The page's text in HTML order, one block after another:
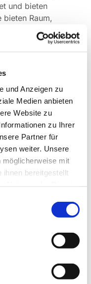
und Anzeigen zu
Medien anbieten
Website zu
zu Ihrer
Partner für
weiter. Unsere
möglicherweise mit
ihnen bereitgestellt
und bieten
bieten Raum,
Sie sind zur
nehmen für sich
um ihr eigenes
über die
angeraten ist.
Pfarrer und
wichtig, auf
dieser Stelle und
erneut
/ eine Beratung mit
Evangelische
403)
Kaiser-Wilhelm-